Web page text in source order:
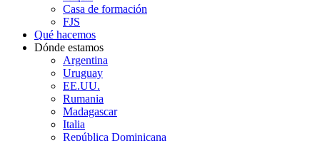
Casa de formación
FJS
Qué hacemos
Dónde estamos
Argentina
Uruguay
EE.UU.
Rumania
Madagascar
Italia
República Dominicana